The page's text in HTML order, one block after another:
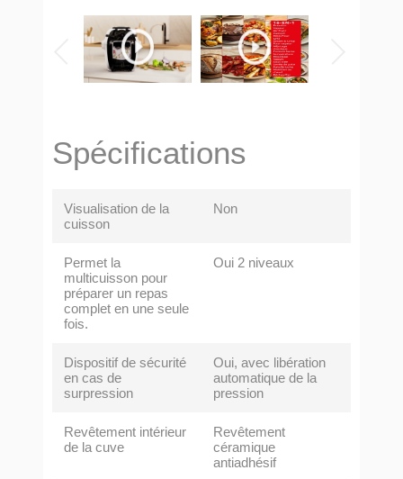
Spécifications
Visualisation de la
cuisson
Non
Permet la
multicuisson pour
préparer un repas
complet en une seule
fois.
Oui 2 niveaux
Dispositif de sécurité
en cas de
surpression
Oui, avec libération
automatique de la
pression
Revêtement intérieur
de la cuve
Revêtement
céramique
antiadhésif